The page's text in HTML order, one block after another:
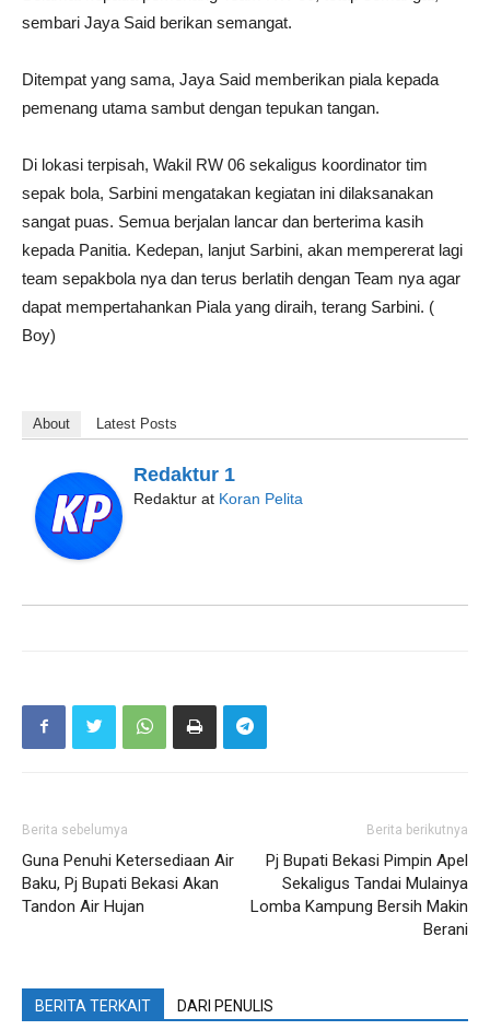
sembari Jaya Said berikan semangat.
Ditempat yang sama, Jaya Said memberikan piala kepada
pemenang utama sambut dengan tepukan tangan.
Di lokasi terpisah, Wakil RW 06 sekaligus koordinator tim
sepak bola, Sarbini mengatakan kegiatan ini dilaksanakan
sangat puas. Semua berjalan lancar dan berterima kasih
kepada Panitia. Kedepan, lanjut Sarbini, akan mempererat lagi
team sepakbola nya dan terus berlatih dengan Team nya agar
dapat mempertahankan Piala yang diraih, terang Sarbini. (
Boy)
About Latest Posts
Redaktur 1
Redaktur at Koran Pelita
Berita sebelumya
Guna Penuhi Ketersediaan Air
Baku, Pj Bupati Bekasi Akan
Tandon Air Hujan
Berita berikutnya
Pj Bupati Bekasi Pimpin Apel
Sekaligus Tandai Mulainya
Lomba Kampung Bersih Makin
Berani
BERITA TERKAIT DARI PENULIS